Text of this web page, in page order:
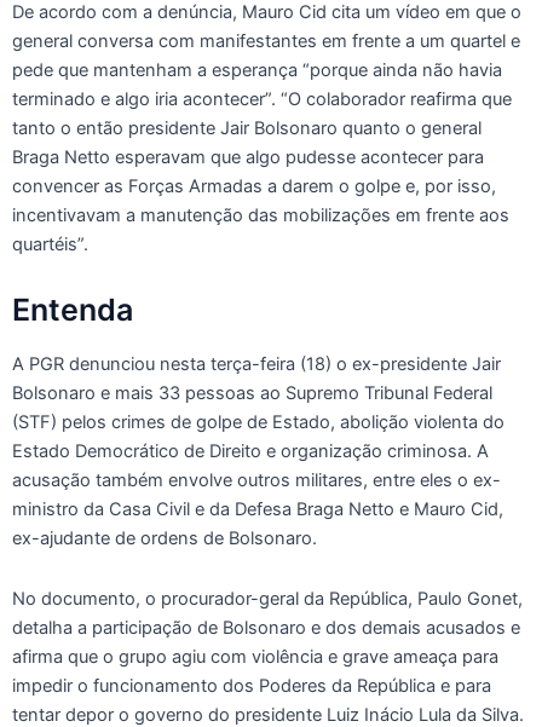
De acordo com a denúncia, Mauro Cid cita um vídeo em que o
general conversa com manifestantes em frente a um quartel e
pede que mantenham a esperança “porque ainda não havia
terminado e algo iria acontecer”. “O colaborador reafirma que
tanto o então presidente Jair Bolsonaro quanto o general
Braga Netto esperavam que algo pudesse acontecer para
convencer as Forças Armadas a darem o golpe e, por isso,
incentivavam a manutenção das mobilizações em frente aos
quartéis”.
Entenda
A PGR denunciou nesta terça-feira (18) o ex-presidente Jair
Bolsonaro e mais 33 pessoas ao Supremo Tribunal Federal
(STF) pelos crimes de golpe de Estado, abolição violenta do
Estado Democrático de Direito e organização criminosa. A
acusação também envolve outros militares, entre eles o ex-
ministro da Casa Civil e da Defesa Braga Netto e Mauro Cid,
ex-ajudante de ordens de Bolsonaro.
No documento, o procurador-geral da República, Paulo Gonet,
detalha a participação de Bolsonaro e dos demais acusados e
afirma que o grupo agiu com violência e grave ameaça para
impedir o funcionamento dos Poderes da República e para
tentar depor o governo do presidente Luiz Inácio Lula da Silva.